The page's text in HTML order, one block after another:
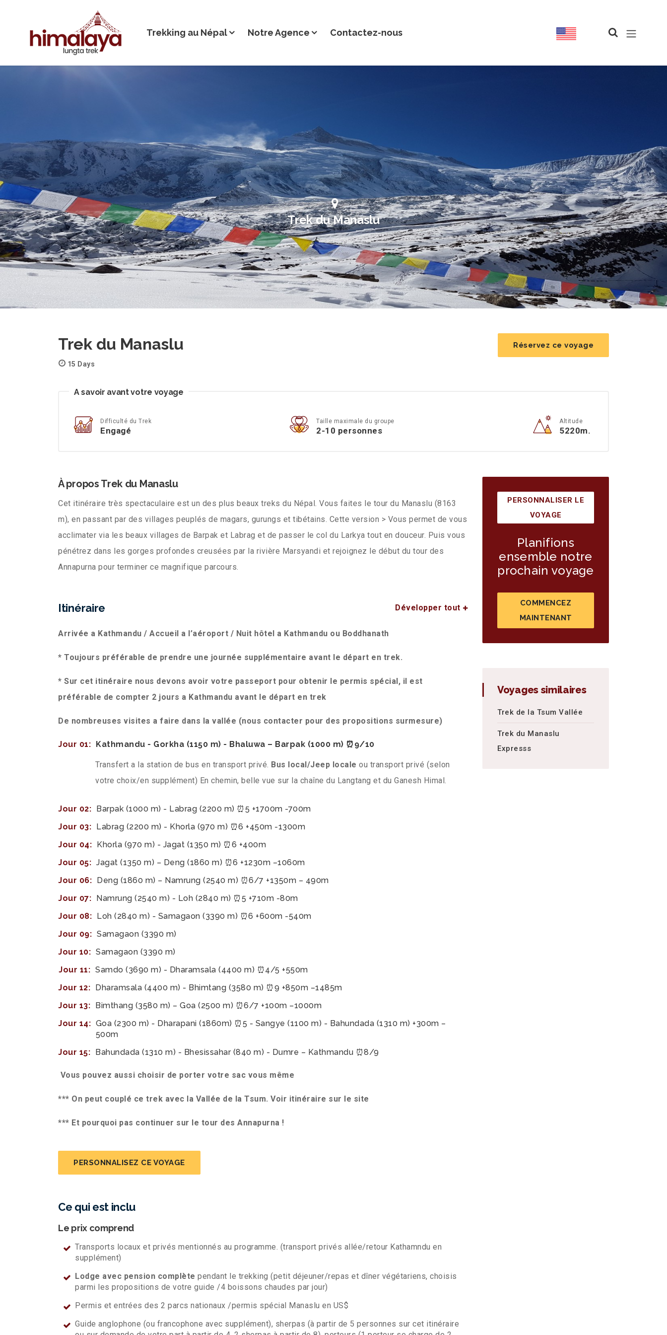
Trekking au Népal Notre Agence Contactez-nous
Trek du Manaslu
Trek du Manaslu
15 Days
Réservez ce voyage
A savoir avant votre voyage
Difficulté du Trek
Engagé
Taille maximale du groupe
2-10 personnes
Altitude
5220m.
À propos Trek du Manaslu
Cet itinéraire très spectaculaire est un des plus beaux treks du Népal. Vous faites le tour du Manaslu (8163
m), en passant par des villages peuplés de magars, gurungs et tibétains. Cette version > Vous permet de vous
acclimater via les beaux villages de Barpak et Labrag et de passer le col du Larkya tout en douceur. Puis vous
pénétrez dans les gorges profondes creusées par la rivière Marsyandi et rejoignez le début du tour des
Annapurna pour terminer ce magnifique parcours.
Itinéraire Développer tout
Arrivée a Kathmandu / Accueil a l’aéroport / Nuit hôtel a Kathmandu ou Boddhanath
* Toujours préférable de prendre une journée supplémentaire avant le départ en trek.
* Sur cet itinéraire nous devons avoir votre passeport pour obtenir le permis spécial, il est
préférable de compter 2 jours a Kathmandu avant le départ en trek
De nombreuses visites a faire dans la vallée (nous contacter pour des propositions surmesure)
Jour 01: Kathmandu - Gorkha (1150 m) - Bhaluwa – Barpak (1000 m) ⏰9/10
Transfert a la station de bus en transport privé. Bus local/Jeep locale ou transport privé (selon
votre choix/en supplément) En chemin, belle vue sur la chaîne du Langtang et du Ganesh Himal.
Jour 02: Barpak (1000 m) - Labrag (2200 m) ⏰5 +1700m -700m
Jour 03: Labrag (2200 m) - Khorla (970 m) ⏰6 +450m -1300m
Jour 04: Khorla (970 m) - Jagat (1350 m) ⏰6 +400m
Jour 05: Jagat (1350 m) – Deng (1860 m) ⏰6 +1230m –1060m
Jour 06: Deng (1860 m) – Namrung (2540 m) ⏰6/7 +1350m – 490m
Jour 07: Namrung (2540 m) - Loh (2840 m) ⏰5 +710m -80m
Jour 08: Loh (2840 m) - Samagaon (3390 m) ⏰6 +600m -540m
Jour 09: Samagaon (3390 m)
Jour 10: Samagaon (3390 m)
Jour 11: Samdo (3690 m) - Dharamsala (4400 m) ⏰4/5 +550m
Jour 12: Dharamsala (4400 m) - Bhimtang (3580 m) ⏰9 +850m –1485m
Jour 13: Bimthang (3580 m) – Goa (2500 m) ⏰6/7 +100m –1000m
Jour 14: Goa (2300 m) - Dharapani (1860m) ⏰5 - Sangye (1100 m) - Bahundada (1310 m) +300m –
500m
Jour 15: Bahundada (1310 m) - Bhesissahar (840 m) - Dumre – Kathmandu ⏰8/9
Vous pouvez aussi choisir de porter votre sac vous même
*** On peut couplé ce trek avec la Vallée de la Tsum. Voir itinéraire sur le site
*** Et pourquoi pas continuer sur le tour des Annapurna !
PERSONNALISEZ CE VOYAGE
Ce qui est inclu
Le prix comprend
Transports locaux et privés mentionnés au programme. (transport privés allée/retour Kathamndu en
supplément)
Lodge avec pension complète pendant le trekking (petit déjeuner/repas et dîner végétariens, choisis
parmi les propositions de votre guide /4 boissons chaudes par jour)
Permis et entrées des 2 parcs nationaux /permis spécial Manaslu en US$
Guide anglophone (ou francophone avec supplément), sherpas (à partir de 5 personnes sur cet itinéraire
PERSONNALISER LE
VOYAGE
Planifions
ensemble notre
prochain voyage
COMMENCEZ
MAINTENANT
Voyages similaires
Trek de la Tsum Vallée
Trek du Manaslu
Expresss